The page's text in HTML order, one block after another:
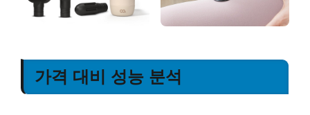
가격 대비 성능 분석